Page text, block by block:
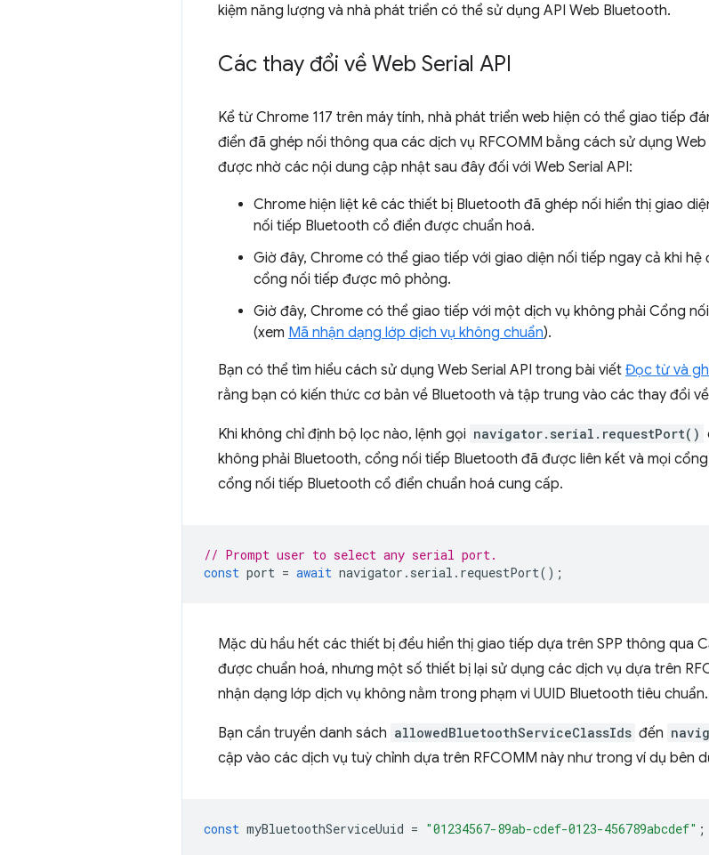
kiệm năng lượng và nhà phát triển có thể sử dụng API Web Bluetooth.
Các thay đổi về Web Serial API
Kể từ Chrome 117 trên máy tính, nhà phát triển web hiện có thể giao tiếp
điển đã ghép nối thông qua các dịch vụ RFCOMM bằng cách sử dụng
được nhờ các nội dung cập nhật sau đây đối với Web Serial API:
Chrome hiện liệt kê các thiết bị Bluetooth đã ghép nối hiển thị giao
nối tiếp Bluetooth cổ điển được chuẩn hoá.
Giờ đây, Chrome có thể giao tiếp với giao diện nối tiếp ngay cả khi hệ
cổng nối tiếp được mô phỏng.
Giờ đây, Chrome có thể giao tiếp với một dịch vụ không phải Cổng
(xem Mã nhận dạng lớp dịch vụ không chuẩn).
Bạn có thể tìm hiểu cách sử dụng Web Serial API trong bài viết Đọc từ và
rằng bạn có kiến thức cơ bản về Bluetooth và tập trung vào các thay đổi
Khi không chỉ định bộ lọc nào, lệnh gọi navigator.serial.requestPort()
không phải Bluetooth, cổng nối tiếp Bluetooth đã được liên kết và mọi
cổng nối tiếp Bluetooth cổ điển chuẩn hoá cung cấp.
// Prompt user to select any serial port.
const port = await navigator . serial . requestPort();
Mặc dù hầu hết các thiết bị đều hiển thị giao tiếp dựa trên SPP thông qua
được chuẩn hoá, nhưng một số thiết bị lại sử dụng các dịch vụ dựa trên
nhận dạng lớp dịch vụ không nằm trong phạm vi UUID Bluetooth tiêu chuẩn.
Bạn cần truyền danh sách allowedBluetoothServiceClassIds đến
cập vào các dịch vụ tuỳ chỉnh dựa trên RFCOMM này như trong ví dụ bên
const myBluetoothServiceUuid = "01234567-89ab-cdef-0123-456789abcdef" ;